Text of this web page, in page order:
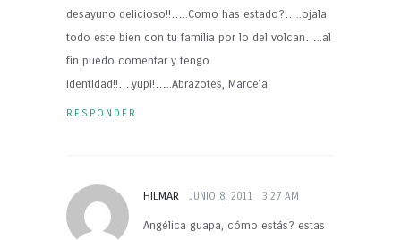
desayuno delicioso!!…..Como has estado?…..ojala
todo este bien con tu familia por lo del volcan…..al
fin puedo comentar y tengo
identidad!!….yupi!…..Abrazotes, Marcela
RESPONDER
HILMAR JUNIO 8, 2011 3:27 AM
Angélica guapa, cómo estás? estas